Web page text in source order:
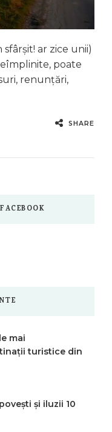
ar zice unii)
poate
renunțări,
SHARE
mai
turistice din
și iluzii 10